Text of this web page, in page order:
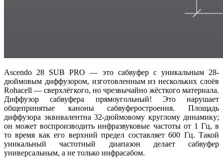
Ascendo 28 SUB PRO — это сабвуфер с уникальным 28-
дюймовым диффузором, изготовленным из нескольких слоёв
Rohacell — сверхлёгкого, но чрезвычайно жёсткого материала.
Диффузор сабвуфера прямоугольный! Это нарушает
общепринятые каноны сабвуферостроения. Площадь
диффузора эквивалентна 32-дюймовому круглому динамику;
он может воспроизводить инфразвуковые частоты от 1 Гц, в
то время как его верхний предел составляет 600 Гц. Такой
уникальный частотный диапазон делает сабвуфер
универсальным, а не только инфрасабом.